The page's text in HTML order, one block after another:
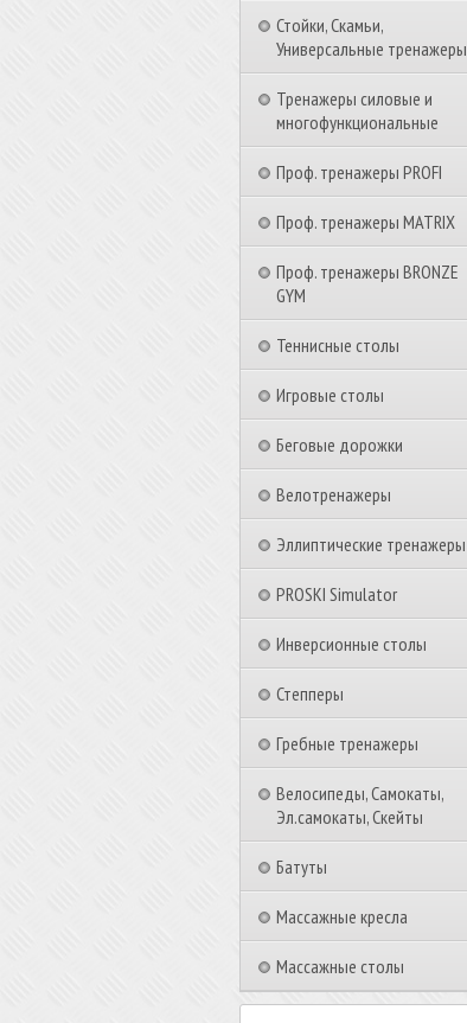
Стойки, Скамьи,
Универсальные тренажеры
Тренажеры силовые и
многофункциональные
Проф. тренажеры PROFI
Проф. тренажеры MATRIX
Проф. тренажеры BRONZE
GYM
Теннисные столы
Игровые столы
Беговые дорожки
Велотренажеры
Эллиптические тренажеры
PROSKI Simulator
Инверсионные столы
Степперы
Гребные тренажеры
Велосипеды, Самокаты,
Эл.самокаты, Скейты
Батуты
Массажные кресла
Массажные столы